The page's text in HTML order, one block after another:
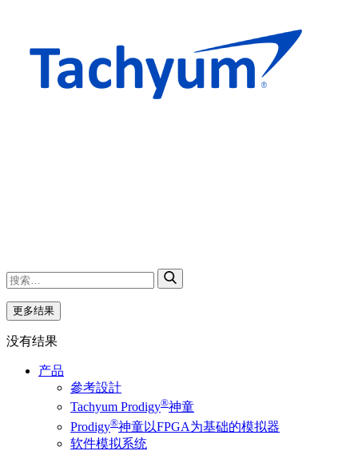
更多结果
没有结果
产品
參考設計
Tachyum Prodigy®神童
Prodigy®神童以FPGA为基础的模拟器
软件模拟系统